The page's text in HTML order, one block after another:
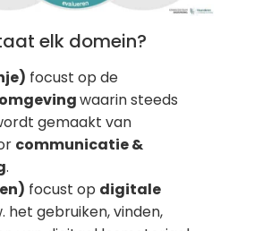
elk domein?
focust op de
waarin steeds
gemaakt van
communicatie &
.
focust op digitale
het gebruiken, vinden,